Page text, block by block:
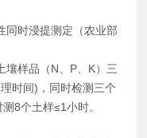
同时浸提测定（农业部
壤样品（N、P、K）三
时间)，同时检测三个
8个土样≤1小时。